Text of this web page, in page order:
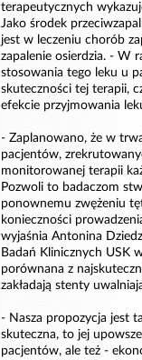
terapeutycznych
Jako środek
jest w leczeniu chorób
zapalenie osierdzia. - W
stosowania tego leku u
skuteczności tej terapii,
efekcie przyjmowania
- Zaplanowano, że w
pacjentów,
monitorowanej terapii
Pozwoli to badaczom
ponownemu zwężeniu
konieczności
wyjaśnia Antonina
Badań Klinicznych USK
porównana z
zakładają stenty
- Nasza propozycja jest
skuteczna, to jej
pacjentów, ale też -